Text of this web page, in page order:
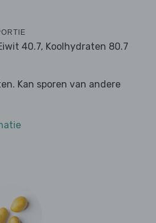
40.7, Koolhydraten 80.7
Kan sporen van andere